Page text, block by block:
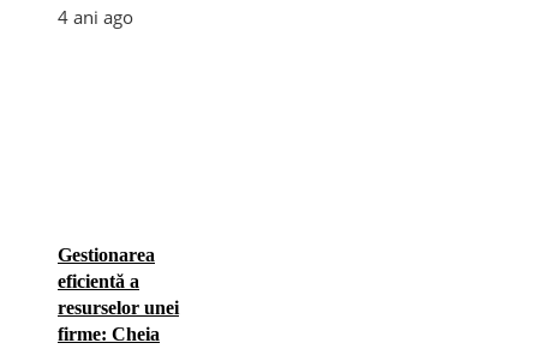
4 ani ago
Gestionarea
eficientă a
resurselor unei
firme: Cheia